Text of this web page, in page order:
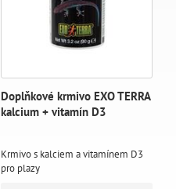
Doplňkové krmivo EXO TERRA
kalcium + vitamín D3
Krmivo s kalciem a vitamínem D3
pro plazy